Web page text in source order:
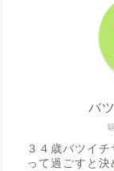
バ
３４歳バツイ
って過ごすと